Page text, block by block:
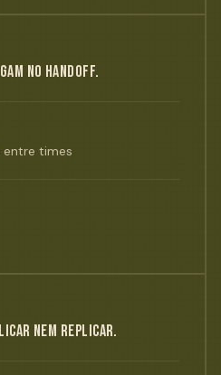
NO HANDOFF.
entre times
NEM REPLICAR.